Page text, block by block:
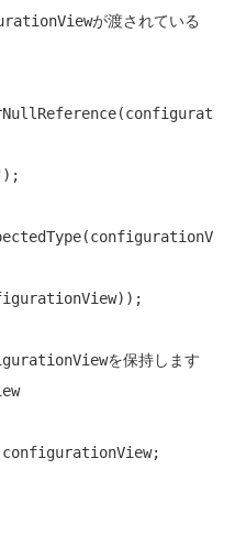
が渡されている
);
を保持します